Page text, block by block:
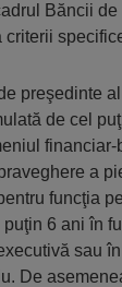
Băncii de
criterii
preşedinte
de cel
financiar-
a
funcţia
6 ani în
sau
De